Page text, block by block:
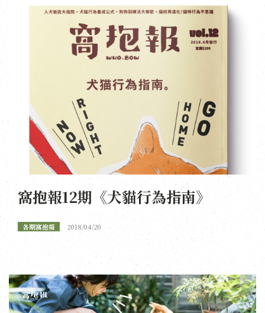
窩抱報12期《犬貓行為指南》
各期窩抱報 2018/04/20